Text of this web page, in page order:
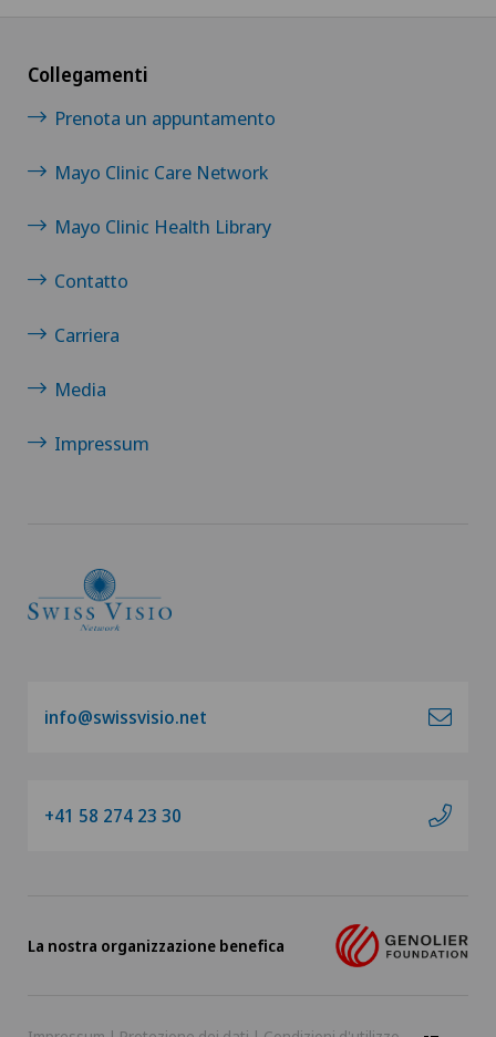
Collegamenti
Prenota un appuntamento
Mayo Clinic Care Network
Mayo Clinic Health Library
Contatto
Carriera
Media
Impressum
info@swissvisio.net
+41 58 274 23 30
La nostra organizzazione benefica